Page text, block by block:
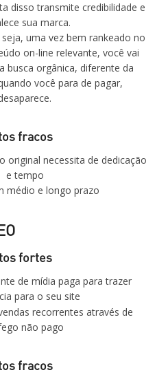
disso transmite credibilidade e
sua marca.
uma vez bem rankeado no
on-line relevante, você vai
busca orgânica, diferente da
você para de pagar,
fracos
original necessita de dedicação
e tempo
médio e longo prazo
fortes
de mídia paga para trazer
para o seu site
recorrentes através de
não pago
fracos